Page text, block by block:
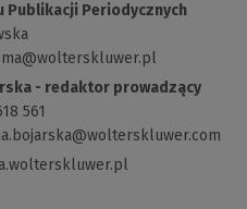
Publikacji Periodycznych
- redaktor prowadzący
561